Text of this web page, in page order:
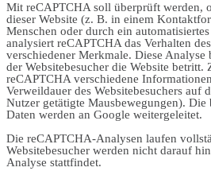
Mit reCAPTCHA soll überprüft werden,
dieser Website (z. B. in einem
Menschen oder durch ein
analysiert reCAPTCHA das Verhalten
verschiedener Merkmale. Diese Analyse
der Websitebesucher die Website betritt.
reCAPTCHA verschiedene
Verweildauer des Websitebesuchers auf
Nutzer getätigte Mausbewegungen). Die
Daten werden an Google weitergeleitet.
Die reCAPTCHA-Analysen laufen
Websitebesucher werden nicht darauf
Analyse stattfindet.